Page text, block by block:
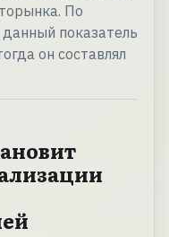
По
показатель
он составлял